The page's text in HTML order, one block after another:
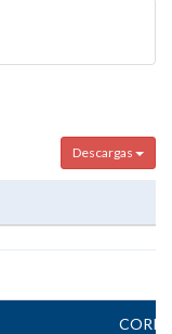
Descargas